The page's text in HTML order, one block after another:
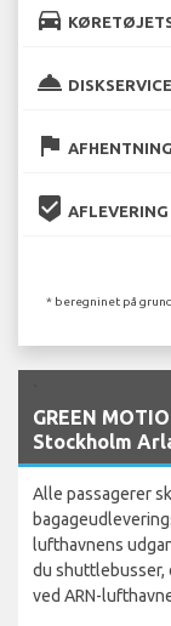
directions_car
room_service DISKSERVICE
flag
beenhere
* beregninet på
GREEN
Stockholm
Alle passagerer
lufthavnens
du shuttlebusser,
ved ARN-